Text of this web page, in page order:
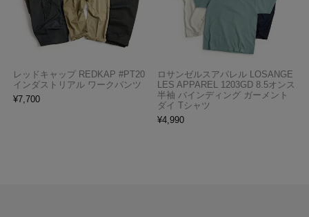
レッドキャップ REDKAP #PT20
インダストリアル ワークパンツ
¥7,700
ロサンゼルスアパレル LOSANGE
LES APPAREL 1203GD 8.5オンス
半袖 バインディング ガーメント
ダイ Tシャツ
¥4,990